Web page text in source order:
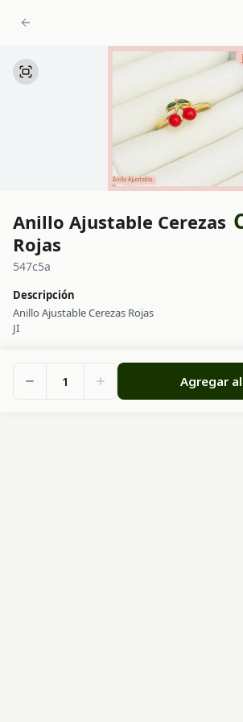
Anillo Ajustable Cerezas
Rojas
547c5a
Descripción
Anillo Ajustable Cerezas Rojas
JI
1 Agregar